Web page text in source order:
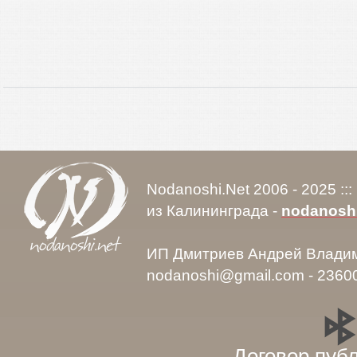
Nodanoshi.Net 2006 - 2025
из Калининграда -
ИП Дмитриев Андрей
nodanoshi@gmail.com -